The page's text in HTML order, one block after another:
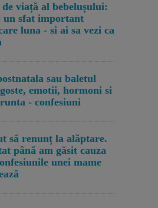
viață al bebelușului:
un sfat important
luna - si ai sa vezi ca
sau baletul
emotii, hormoni si
- confesiuni
să renunț la alăptare.
până am găsit cauza
unei mame